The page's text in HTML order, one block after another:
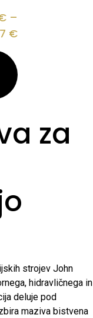
–
€
za
strojev John
hidravličnega in
deluje pod
maziva bistvena